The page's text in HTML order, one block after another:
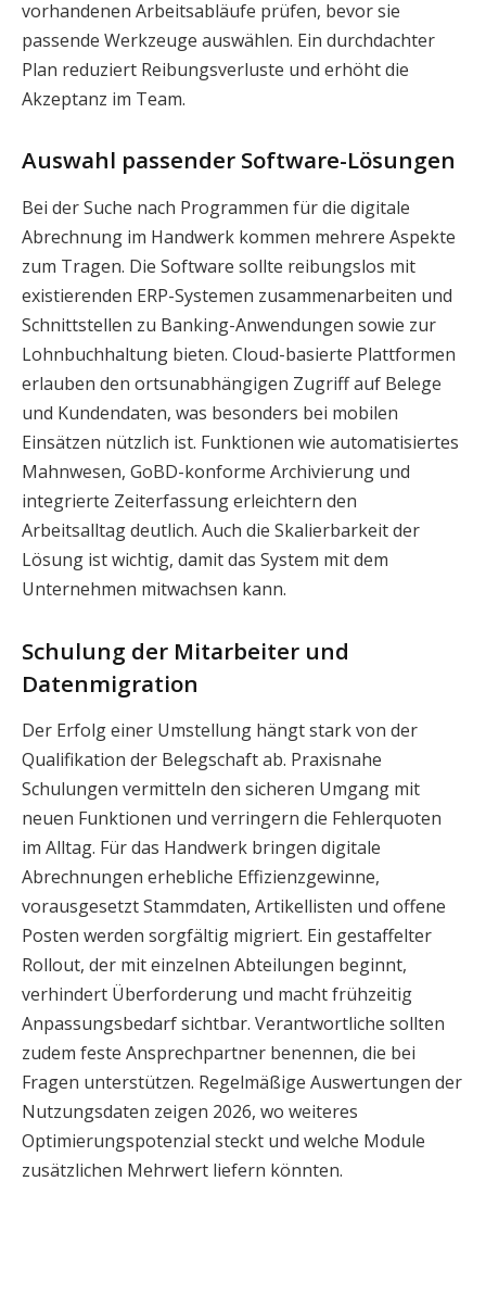
vorhandenen Arbeitsabläufe prüfen, bevor sie
passende Werkzeuge auswählen. Ein durchdachter
Plan reduziert Reibungsverluste und erhöht die
Akzeptanz im Team.
Auswahl passender Software-Lösungen
Bei der Suche nach Programmen für die digitale
Abrechnung im Handwerk kommen mehrere Aspekte
zum Tragen. Die Software sollte reibungslos mit
existierenden ERP-Systemen zusammenarbeiten und
Schnittstellen zu Banking-Anwendungen sowie zur
Lohnbuchhaltung bieten. Cloud-basierte Plattformen
erlauben den ortsunabhängigen Zugriff auf Belege
und Kundendaten, was besonders bei mobilen
Einsätzen nützlich ist. Funktionen wie automatisiertes
Mahnwesen, GoBD-konforme Archivierung und
integrierte Zeiterfassung erleichtern den
Arbeitsalltag deutlich. Auch die Skalierbarkeit der
Lösung ist wichtig, damit das System mit dem
Unternehmen mitwachsen kann.
Schulung der Mitarbeiter und
Datenmigration
Der Erfolg einer Umstellung hängt stark von der
Qualifikation der Belegschaft ab. Praxisnahe
Schulungen vermitteln den sicheren Umgang mit
neuen Funktionen und verringern die Fehlerquoten
im Alltag. Für das Handwerk bringen digitale
Abrechnungen erhebliche Effizienzgewinne,
vorausgesetzt Stammdaten, Artikellisten und offene
Posten werden sorgfältig migriert. Ein gestaffelter
Rollout, der mit einzelnen Abteilungen beginnt,
verhindert Überforderung und macht frühzeitig
Anpassungsbedarf sichtbar. Verantwortliche sollten
zudem feste Ansprechpartner benennen, die bei
Fragen unterstützen. Regelmäßige Auswertungen der
Nutzungsdaten zeigen 2026, wo weiteres
Optimierungspotenzial steckt und welche Module
zusätzlichen Mehrwert liefern könnten.